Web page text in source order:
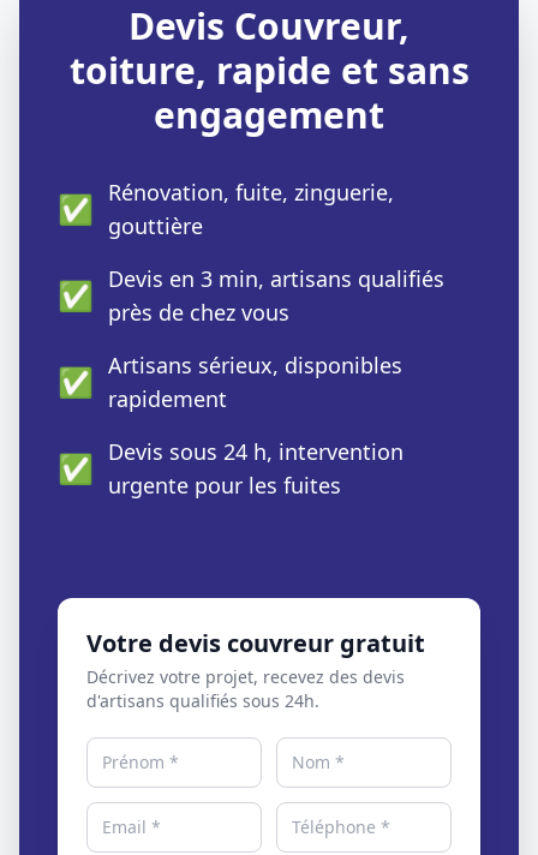
Devis Couvreur,
toiture, rapide et sans
engagement
✅ Rénovation, fuite, zinguerie,
gouttière
✅ Devis en 3 min, artisans qualifiés
près de chez vous
✅ Artisans sérieux, disponibles
rapidement
✅ Devis sous 24 h, intervention
urgente pour les fuites
Votre devis couvreur gratuit
Décrivez votre projet, recevez des devis
d'artisans qualifiés sous 24h.